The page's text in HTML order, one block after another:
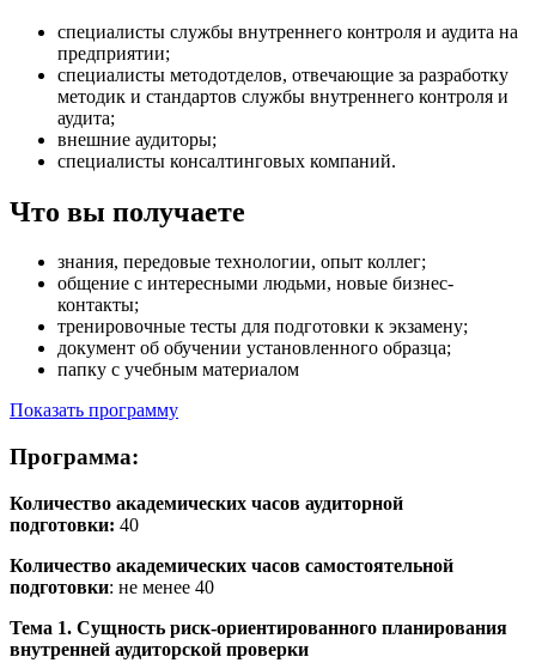
специалисты службы внутреннего контроля и аудита на
предприятии;
специалисты методотделов, отвечающие за разработку
методик и стандартов службы внутреннего контроля и
аудита;
внешние аудиторы;
специалисты консалтинговых компаний.
Что вы получаете
знания, передовые технологии, опыт коллег;
общение с интересными людьми, новые бизнес-
контакты;
тренировочные тесты для подготовки к экзамену;
документ об обучении установленного образца;
папку с учебным материалом
Показать программу
Программа:
Количество академических часов аудиторной
подготовки: 40
Количество академических часов самостоятельной
подготовки: не менее 40
Тема 1. Сущность риск-ориентированного планирования
внутренней аудиторской проверки